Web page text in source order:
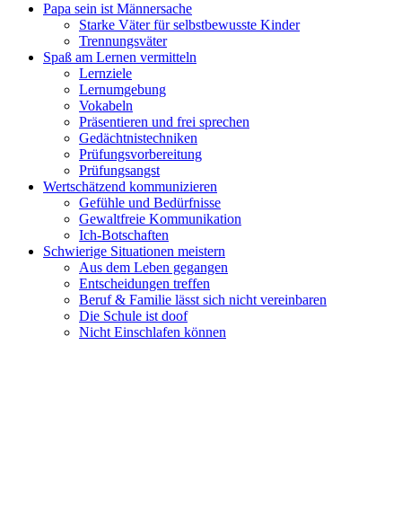
Papa sein ist Männersache
Starke Väter für selbstbewusste Kinder
Trennungsväter
Spaß am Lernen vermitteln
Lernziele
Lernumgebung
Vokabeln
Präsentieren und frei sprechen
Gedächtnistechniken
Prüfungsvorbereitung
Prüfungsangst
Wertschätzend kommunizieren
Gefühle und Bedürfnisse
Gewaltfreie Kommunikation
Ich-Botschaften
Schwierige Situationen meistern
Aus dem Leben gegangen
Entscheidungen treffen
Beruf & Familie lässt sich nicht vereinbaren
Die Schule ist doof
Nicht Einschlafen können